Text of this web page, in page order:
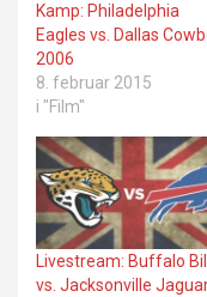
Kamp: Philadelphia
Eagles vs. Dallas
2006
8. februar 2015
i "Film"
Livestream: Buffalo
vs. Jacksonville